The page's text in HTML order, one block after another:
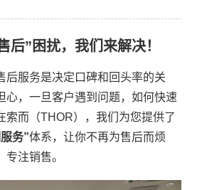
后”困扰，我们来解决！
后服务是决定口碑和回头率的关
心，一旦客户遇到问题，如何快速
索而（THOR），我们为您提供了
务”体系，让你不再为售后而烦
注销售。